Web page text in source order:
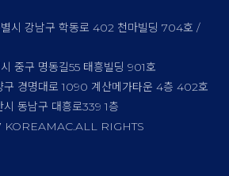
시 강남구 학동로 402 천마빌딩 704호 /
중구 명동길55 태흥빌딩 901호
구 경명대로 1090 계산메가타운 4층 402호
동남구 대흥로339 1층
RIGHTS